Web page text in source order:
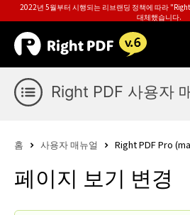
2022년 5월부터 시행되는 리브랜딩 정책에 따라
대체했습니다.
Right PDF 사용자
홈 사용자 매뉴얼 Right PDF Pro
페이지 보기 변경